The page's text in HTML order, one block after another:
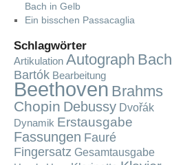
Bach in Gelb
Ein bisschen Passacaglia
Schlagwörter
Artikulation Autograph Bach
Bartók Bearbeitung
Beethoven Brahms
Chopin Debussy Dvořák
Dynamik Erstausgabe
Fassungen Fauré
Fingersatz Gesamtausgabe